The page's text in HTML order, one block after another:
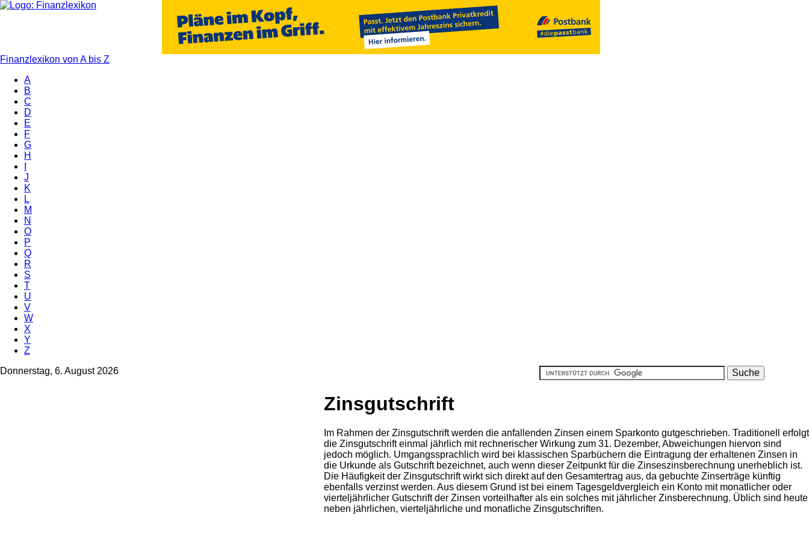
Finanzlexikon von A bis Z
A
B
C
D
E
F
G
H
J
K
L
M
N
O
P
Q
R
S
T
U
V
W
X
Y
Z
Donnerstag, 6. August 2026
Zinsgutschrift
Im Rahmen der Zinsgutschrift werden die anfallenden Zinsen einem Sparkonto gutgeschrieben. Traditionell erfolgt
die Zinsgutschrift einmal jährlich mit rechnerischer Wirkung zum 31. Dezember, Abweichungen hiervon sind
jedoch möglich. Umgangssprachlich wird bei klassischen Sparbüchern die Eintragung der erhaltenen Zinsen in
die Urkunde als Gutschrift bezeichnet, auch wenn dieser Zeitpunkt für die Zinseszinsberechnung unerheblich ist.
Die Häufigkeit der Zinsgutschrift wirkt sich direkt auf den Gesamtertrag aus, da gebuchte Zinserträge künftig
ebenfalls verzinst werden. Aus diesem Grund ist bei einem Tagesgeldvergleich ein Konto mit monatlicher oder
vierteljährlicher Gutschrift der Zinsen vorteilhafter als ein solches mit jährlicher Zinsberechnung. Üblich sind heute
neben jährlichen, vierteljährliche und monatliche Zinsgutschriften.